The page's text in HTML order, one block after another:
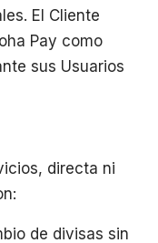
El Cliente
Pay como
sus Usuarios
directa ni
de divisas sin